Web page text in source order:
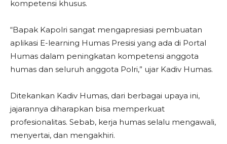
kompetensi khusus.
“Bapak Kapolri sangat mengapresiasi pembuatan
aplikasi E-learning Humas Presisi yang ada di Portal
Humas dalam peningkatan kompetensi anggota
humas dan seluruh anggota Polri,” ujar Kadiv Humas.
Ditekankan Kadiv Humas, dari berbagai upaya ini,
jajarannya diharapkan bisa memperkuat
profesionalitas. Sebab, kerja humas selalu mengawali,
menyertai, dan mengakhiri.